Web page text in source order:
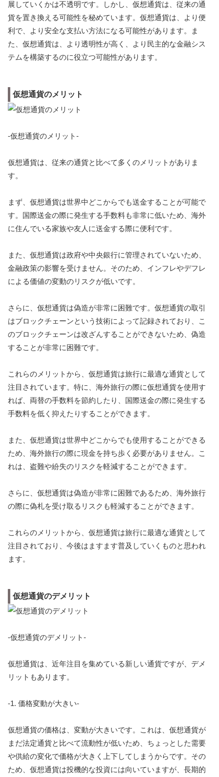
展していくかは不透明です。しかし、仮想通貨は、従来の通
貨を置き換える可能性を秘めています。仮想通貨は、より便
利で、より安全な支払い方法になる可能性があります。ま
た、仮想通貨は、より透明性が高く、より民主的な金融シス
テムを構築するのに役立つ可能性があります。
仮想通貨のメリット
-仮想通貨のメリット-
仮想通貨は、従来の通貨と比べて多くのメリットがありま
す。
まず、仮想通貨は世界中どこからでも送金することが可能で
す。国際送金の際に発生する手数料も非常に低いため、海外
に住んでいる家族や友人に送金する際に便利です。
また、仮想通貨は政府や中央銀行に管理されていないため、
金融政策の影響を受けません。そのため、インフレやデフレ
による価値の変動のリスクが低いです。
さらに、仮想通貨は偽造が非常に困難です。仮想通貨の取引
はブロックチェーンという技術によって記録されており、こ
のブロックチェーンは改ざんすることができないため、偽造
することが非常に困難です。
これらのメリットから、仮想通貨は旅行に最適な通貨として
注目されています。特に、海外旅行の際に仮想通貨を使用す
れば、両替の手数料を節約したり、国際送金の際に発生する
手数料を低く抑えたりすることができます。
また、仮想通貨は世界中どこからでも使用することができる
ため、海外旅行の際に現金を持ち歩く必要がありません。こ
れは、盗難や紛失のリスクを軽減することができます。
さらに、仮想通貨は偽造が非常に困難であるため、海外旅行
の際に偽札を受け取るリスクも軽減することができます。
これらのメリットから、仮想通貨は旅行に最適な通貨として
注目されており、今後はますます普及していくものと思われ
ます。
仮想通貨のデメリット
-仮想通貨のデメリット-
仮想通貨は、近年注目を集めている新しい通貨ですが、デメ
リットもあります。
-1. 価格変動が大きい-
仮想通貨の価格は、変動が大きいです。これは、仮想通貨が
まだ法定通貨と比べて流動性が低いため、ちょっとした需要
や供給の変化で価格が大きく上下してしまうからです。その
ため、仮想通貨は投機的な投資には向いていますが、長期的